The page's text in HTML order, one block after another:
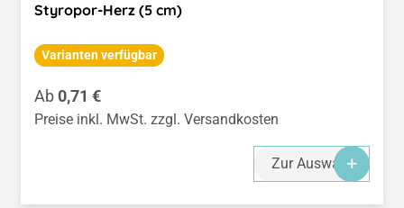
Styropor-Herz (5 cm)
Varianten verfügbar
Regulärer Preis:
Ab0,71 €
Preise inkl. MwSt. zzgl. Versandkosten
Zur Auswahl